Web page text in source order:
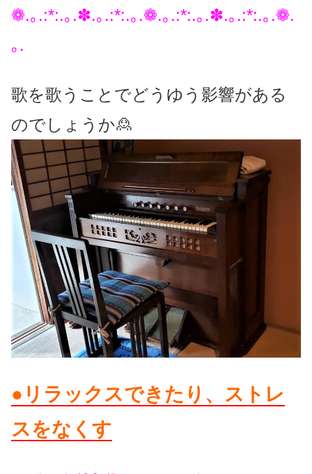
❁.｡.:*:.｡.✽.｡.:*:.｡.❁.｡.:*:.｡.✽.｡.:*:.｡.❁.
｡.
歌を歌うことでどうゆう影響がある
のでしょうか🙎
●リラックスできたり、ストレ
スをなくす